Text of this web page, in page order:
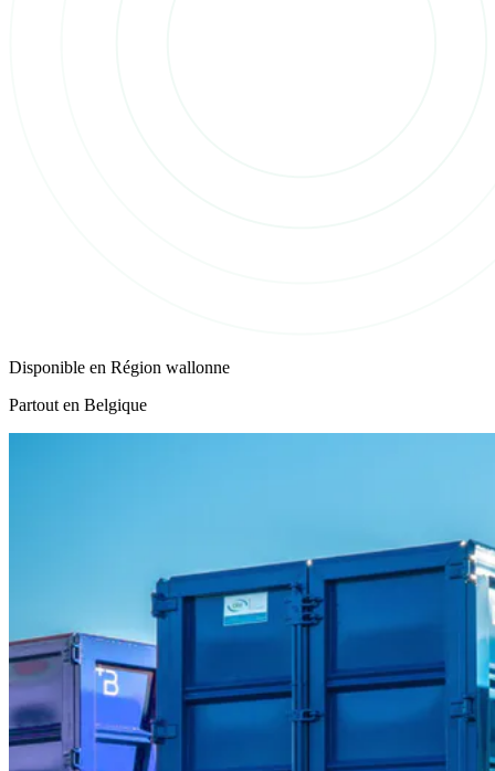
Disponible en Région wallonne
Partout en Belgique